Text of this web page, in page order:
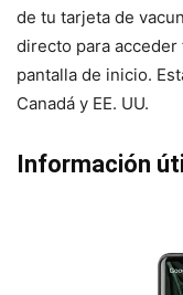
de tu tarjeta de
directo para
pantalla de inicio.
Canadá y EE. UU.
Información